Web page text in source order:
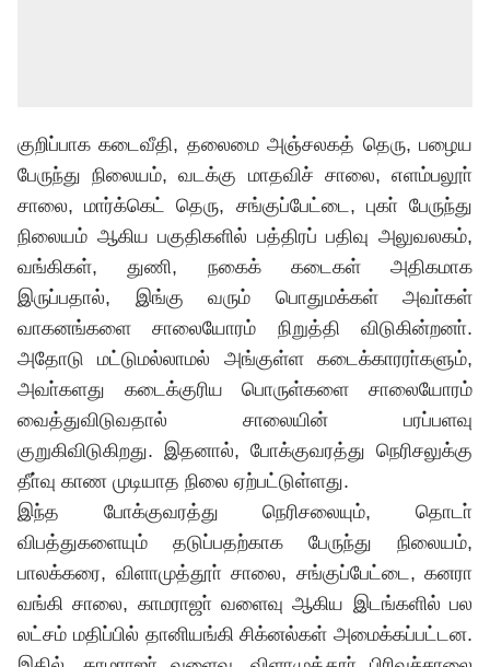
குறிப்பாக கடைவீதி, தலைமை அஞ்சலகத் தெரு, பழைய
பேருந்து நிலையம், வடக்கு மாதவிச் சாலை, எளம்பலூா்
சாலை, மார்க்கெட் தெரு, சங்குப்பேட்டை, புகா் பேருந்து
நிலையம் ஆகிய பகுதிகளில் பத்திரப் பதிவு அலுவலகம்,
வங்கிகள், துணி, நகைக் கடைகள் அதிகமாக
இருப்பதால், இங்கு வரும் பொதுமக்கள் அவா்கள்
வாகனங்களை சாலையோரம் நிறுத்தி விடுகின்றனா்.
அதோடு மட்டுமல்லாமல் அங்குள்ள கடைக்காரரா்களும்,
அவா்களது கடைக்குரிய பொருள்களை சாலையோரம்
வைத்துவிடுவதால் சாலையின் பரப்பளவு
குறுகிவிடுகிறது. இதனால், போக்குவரத்து நெரிசலுக்கு
தீா்வு காண முடியாத நிலை ஏற்பட்டுள்ளது.
இந்த போக்குவரத்து நெரிசலையும், தொடா்
விபத்துகளையும் தடுப்பதற்காக பேருந்து நிலையம்,
பாலக்கரை, விளாமுத்தூா் சாலை, சங்குப்பேட்டை, கனரா
வங்கி சாலை, காமராஜா் வளைவு ஆகிய இடங்களில் பல
லட்சம் மதிப்பில் தானியங்கி சிக்னல்கள் அமைக்கப்பட்டன.